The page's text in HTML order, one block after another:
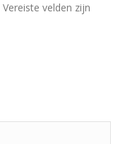
Vereiste velden zijn